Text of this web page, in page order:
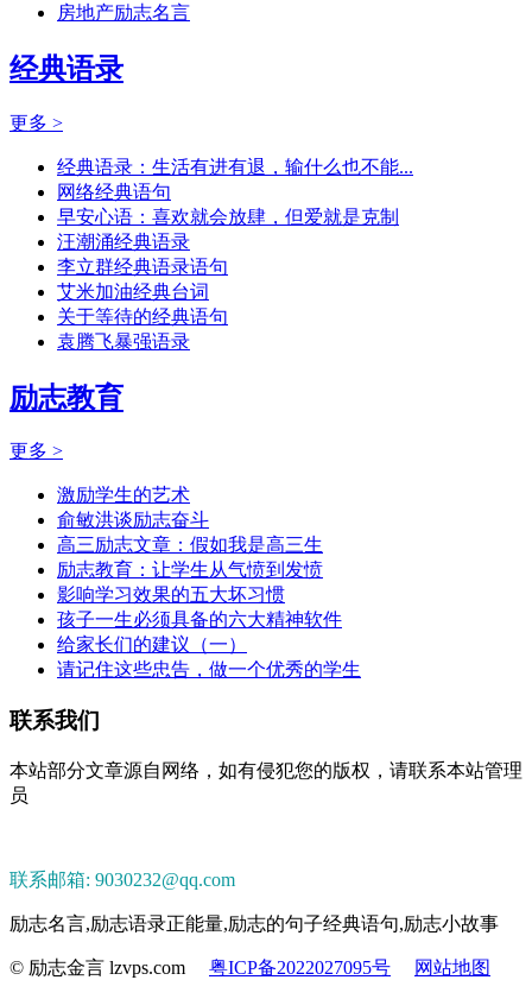
房地产励志名言
经典语录
更多 >
经典语录：生活有进有退，输什么也不能...
网络经典语句
早安心语：喜欢就会放肆，但爱就是克制
汪潮涌经典语录
李立群经典语录语句
艾米加油经典台词
关于等待的经典语句
袁腾飞暴强语录
励志教育
更多 >
激励学生的艺术
俞敏洪谈励志奋斗
高三励志文章：假如我是高三生
励志教育：让学生从气愤到发愤
影响学习效果的五大坏习惯
孩子一生必须具备的六大精神软件
给家长们的建议（一）
请记住这些忠告，做一个优秀的学生
联系我们
本站部分文章源自网络，如有侵犯您的版权，请联系本站管理
员
联系邮箱: 9030232@qq.com
励志名言,励志语录正能量,励志的句子经典语句,励志小故事
© 励志金言 lzvps.com 粤ICP备2022027095号 网站地图